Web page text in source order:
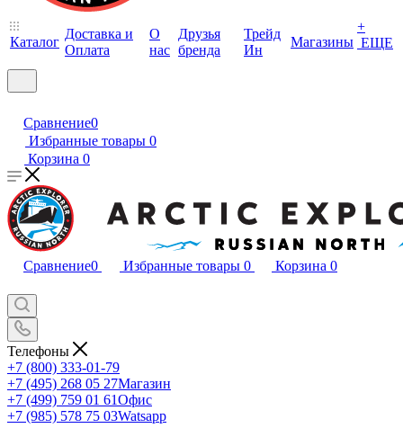
Каталог
Доставка и
Оплата
О
нас
Друзья
бренда
Трейд
Ин
Магазины
+
ЕЩЕ
Сравнение0
Избранные товары 0
Корзина 0
Сравнение0 Избранные товары 0 Корзина 0
Телефоны
+7 (800) 333-01-79
+7 (495) 268 05 27Магазин
+7 (499) 759 01 61Офис
+7 (985) 578 75 03Watsapp